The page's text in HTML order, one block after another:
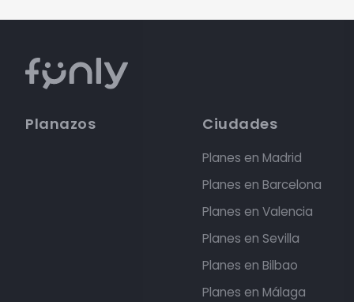
Planazos Ciudades
Planes en Madrid
Planes en Barcelona
Planes en Valencia
Planes en Sevilla
Planes en Bilbao
Planes en Málaga